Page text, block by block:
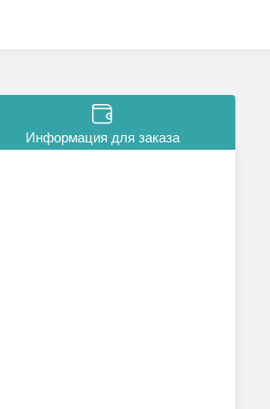
Информация для заказа